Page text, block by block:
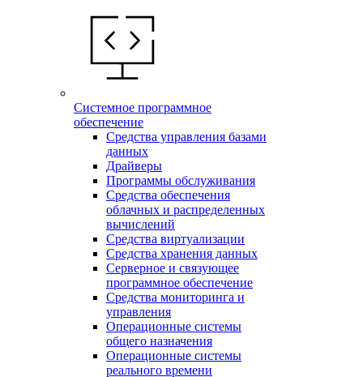
Системное программное
обеспечение
Средства управления базами
данных
Драйверы
Программы обслуживания
Средства обеспечения
облачных и распределенных
вычислений
Средства виртуализации
Средства хранения данных
Серверное и связующее
программное обеспечение
Средства мониторинга и
управления
Операционные системы
общего назначения
Операционные системы
реального времени